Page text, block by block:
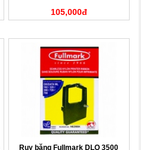
105,000đ
Ruy băng Fullmark DLQ 3500